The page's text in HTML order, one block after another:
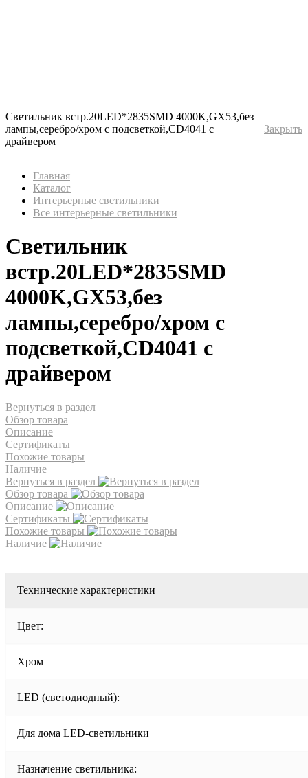
Светильник встр.20LED*2835SMD 4000K,GX53,без
лампы,серебро/хром с подсветкой,CD4041 с
драйвером
Закрыть
Главная
Каталог
Интерьерные светильники
Все интерьерные светильники
Светильник
встр.20LED*2835SMD
4000K,GX53,без
лампы,серебро/хром с
подсветкой,CD4041 с
драйвером
Вернуться в раздел
Обзор товара
Описание
Сертификаты
Похожие товары
Наличие
Вернуться в раздел
Обзор товара
Описание
Сертификаты
Похожие товары
Наличие
Технические характеристики
Цвет:
Хром
LED (светодиодный):
Для дома LED-светильники
Назначение светильника: